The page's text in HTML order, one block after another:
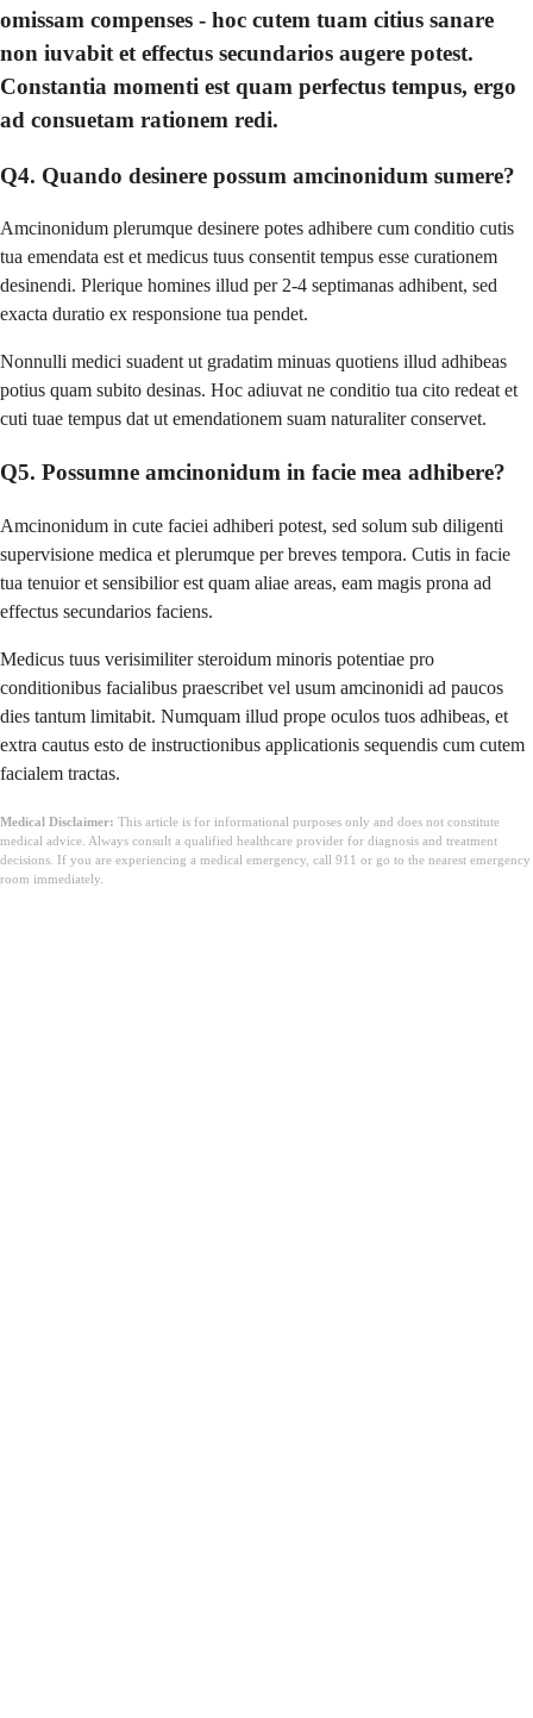
omissam compenses - hoc cutem tuam citius sanare
non iuvabit et effectus secundarios augere potest.
Constantia momenti est quam perfectus tempus, ergo
ad consuetam rationem redi.
Q4. Quando desinere possum amcinonidum sumere?
Amcinonidum plerumque desinere potes adhibere cum conditio cutis
tua emendata est et medicus tuus consentit tempus esse curationem
desinendi. Plerique homines illud per 2-4 septimanas adhibent, sed
exacta duratio ex responsione tua pendet.
Nonnulli medici suadent ut gradatim minuas quotiens illud adhibeas
potius quam subito desinas. Hoc adiuvat ne conditio tua cito redeat et
cuti tuae tempus dat ut emendationem suam naturaliter conservet.
Q5. Possumne amcinonidum in facie mea adhibere?
Amcinonidum in cute faciei adhiberi potest, sed solum sub diligenti
supervisione medica et plerumque per breves tempora. Cutis in facie
tua tenuior et sensibilior est quam aliae areas, eam magis prona ad
effectus secundarios faciens.
Medicus tuus verisimiliter steroidum minoris potentiae pro
conditionibus facialibus praescribet vel usum amcinonidi ad paucos
dies tantum limitabit. Numquam illud prope oculos tuos adhibeas, et
extra cautus esto de instructionibus applicationis sequendis cum cutem
facialem tractas.
Medical Disclaimer: This article is for informational purposes only and does not constitute
medical advice. Always consult a qualified healthcare provider for diagnosis and treatment
decisions. If you are experiencing a medical emergency, call 911 or go to the nearest emergency
room immediately.